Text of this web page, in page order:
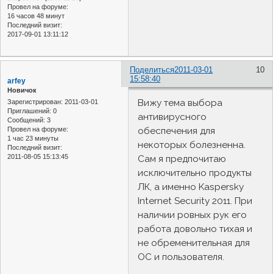
Провел на форуме:
16 часов 48 минут
Последний визит:
2017-09-01 13:11:12
Поделиться 10
2011-03-01
15:58:40
arfey
Новичок
Зарегистрирован: 2011-03-01
Приглашений: 0
Сообщений: 3
Провел на форуме:
1 час 23 минуты
Последний визит:
2011-08-05 15:13:45
Вижу тема выбора
антивирусного
обеспечения для
некоторых болезненна.
Сам я предпочитаю
исключительно продукты
ЛК, а именно Kaspersky
Internet Security 2011. При
наличии ровных рук его
работа довольно тихая и
не обременительная для
ОС и пользователя.